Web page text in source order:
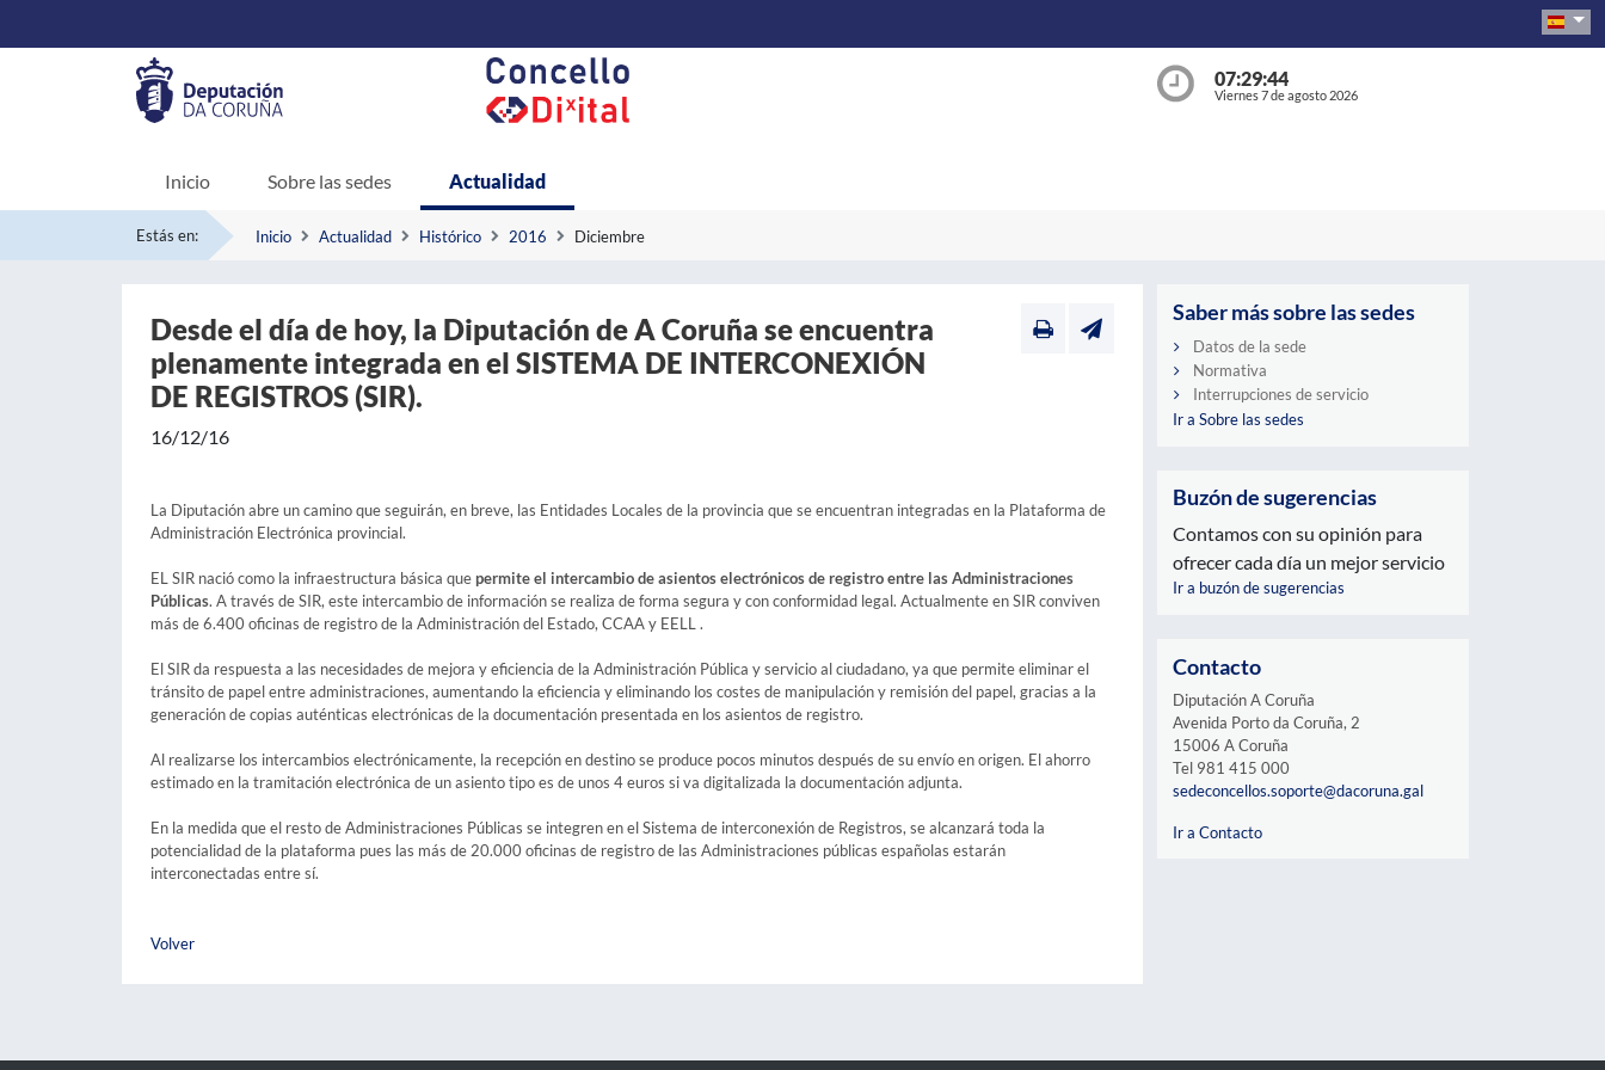
07:29:44
Viernes 7 de agosto 2026
Inicio Sobre las sedes Actualidad
Estás en: Inicio Actualidad Histórico 2016 Diciembre
Desde el día de hoy, la Diputación de A Coruña se encuentra
plenamente integrada en el SISTEMA DE INTERCONEXIÓN
DE REGISTROS (SIR).
16/12/16
La Diputación abre un camino que seguirán, en breve, las Entidades Locales de la provincia que se encuentran integradas en la Plataforma de
Administración Electrónica provincial.
EL SIR nació como la infraestructura básica quepermite el intercambio de asientos electrónicos de registro entre las Administraciones
Públicas. A través de SIR, este intercambio de información se realiza de forma segura y con conformidad legal. Actualmente en SIR conviven
más de 6.400 oficinas de registro de la Administración del Estado, CCAA y EELL .
El SIR da respuesta a las necesidades de mejora y eficiencia de la Administración Pública y servicio al ciudadano, ya que permite eliminar el
tránsito de papel entre administraciones, aumentando la eficiencia y eliminando los costes de manipulación y remisión del papel, gracias a la
generación de copias auténticas electrónicas de la documentación presentada en los asientos de registro.
Al realizarse los intercambios electrónicamente, la recepción en destino se produce pocos minutos después de su envío en origen. El ahorro
estimado en la tramitación electrónica de un asiento tipo es de unos 4 euros si va digitalizada la documentación adjunta.
En la medida que el resto de Administraciones Públicas se integren en el Sistema de interconexión de Registros, se alcanzará toda la
potencialidad de la plataforma pues las más de 20.000 oficinas de registro de las Administraciones públicas españolas estarán
interconectadas entre sí.
Volver
Saber más sobre las sedes
Datos de la sede
Normativa
Interrupciones de servicio
Ir a Sobre las sedes
Buzón de sugerencias
Contamos con su opinión para
ofrecer cada día un mejor servicio
Ir a buzón de sugerencias
Contacto
Diputación A Coruña
Avenida Porto da Coruña, 2
15006 A Coruña
Tel 981 415 000
sedeconcellos.soporte@dacoruna.gal
Ir a Contacto